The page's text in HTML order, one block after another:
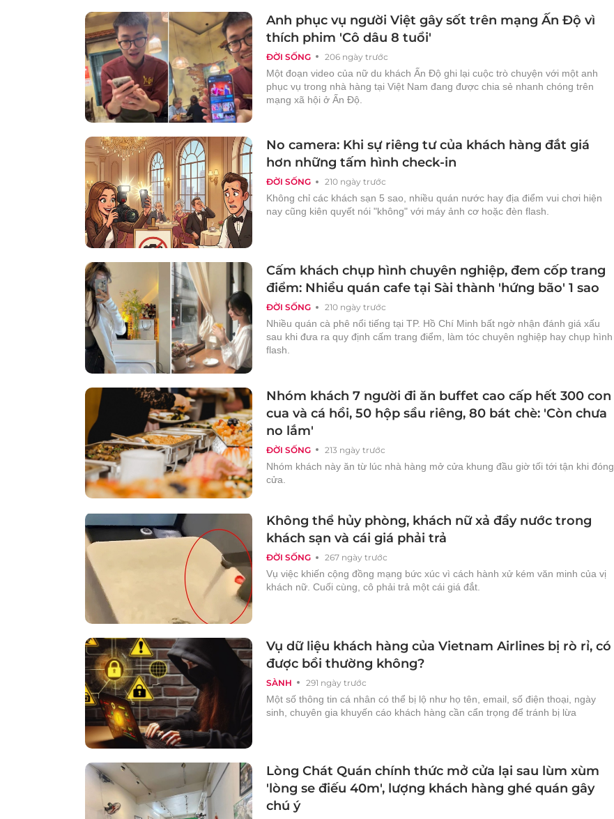
ĐỜI SỐNG 206 ngày trước
Anh phục vụ người Việt gây sốt trên mạng Ấn Độ vì
thích phim 'Cô dâu 8 tuổi'
Một đoạn video của nữ du khách Ấn Độ ghi lại cuộc trò chuyện với một anh
phục vụ trong nhà hàng tại Việt Nam đang được chia sẻ nhanh chóng trên
mạng xã hội ở Ấn Độ.
ĐỜI SỐNG 210 ngày trước
No camera: Khi sự riêng tư của khách hàng đắt giá
hơn những tấm hình check-in
Không chỉ các khách sạn 5 sao, nhiều quán nước hay địa điểm vui chơi hiện
nay cũng kiên quyết nói "không" với máy ảnh cơ hoặc đèn flash.
ĐỜI SỐNG 210 ngày trước
Cấm khách chụp hình chuyên nghiệp, đem cốp trang
điểm: Nhiều quán cafe tại Sài thành 'hứng bão' 1 sao
Nhiều quán cà phê nổi tiếng tại TP. Hồ Chí Minh bất ngờ nhận đánh giá xấu
sau khi đưa ra quy định cấm trang điểm, làm tóc chuyên nghiệp hay chụp hình
flash.
ĐỜI SỐNG 213 ngày trước
Nhóm khách 7 người đi ăn buffet cao cấp hết 300 con
cua và cá hồi, 50 hộp sầu riêng, 80 bát chè: 'Còn chưa
no lắm'
Nhóm khách này ăn từ lúc nhà hàng mở cửa khung đầu giờ tối tới tận khi đóng
cửa.
ĐỜI SỐNG 267 ngày trước
Không thể hủy phòng, khách nữ xả đầy nước trong
khách sạn và cái giá phải trả
Vụ việc khiến cộng đồng mạng bức xúc vì cách hành xử kém văn minh của vị
khách nữ. Cuối cùng, cô phải trả một cái giá đắt.
SÀNH 291 ngày trước
Vụ dữ liệu khách hàng của Vietnam Airlines bị rò rỉ, có
được bồi thường không?
Một số thông tin cá nhân có thể bị lộ như họ tên, email, số điện thoại, ngày
sinh, chuyên gia khuyến cáo khách hàng cần cẩn trọng để tránh bị lừa
Lòng Chát Quán chính thức mở cửa lại sau lùm xùm
'lòng se điếu 40m', lượng khách hàng ghé quán gây
chú ý